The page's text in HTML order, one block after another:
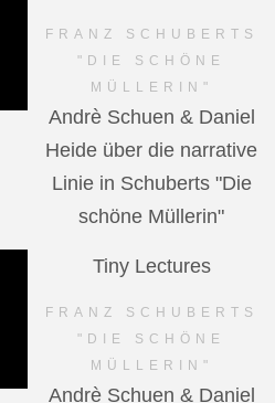
FRANZ SCHUBERTS
"DIE SCHÖNE
MÜLLERIN"
Andrè Schuen & Daniel
Heide über die narrative
Linie in Schuberts "Die
schöne Müllerin"
Tiny Lectures
FRANZ SCHUBERTS
"DIE SCHÖNE
MÜLLERIN"
Andrè Schuen & Daniel